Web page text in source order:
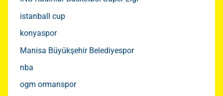
istanball cup
konyaspor
Manisa Büyükşehir Belediyespor
nba
ogm ormanspor